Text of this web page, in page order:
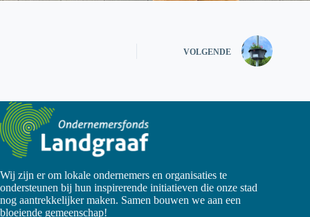
VOLGENDE
Wij zijn er om lokale ondernemers en organisaties te
ondersteunen bij hun inspirerende initiatieven die onze stad
nog aantrekkelijker maken. Samen bouwen we aan een
bloeiende gemeenschap!